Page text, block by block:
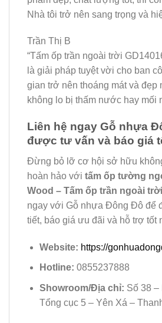
Nhà tôi trở nên sang trọng và
Trần Thị B
“Tấm ốp trần ngoài trời
là giải pháp tuyệt vời cho ban
gian trở nên thoáng mát và đẹp
không lo bị thấm nước hay mối
Liên hệ ngay Gỗ nhựa
được tư vấn và báo giá
Đừng bỏ lỡ cơ hội sở hữu
hoàn hảo với tấm ốp tường
Wood – Tấm ốp trần ngoài trời
ngay với Gỗ nhựa Đông Đô để
tiết, báo giá ưu đãi và hỗ trợ tốt
Website: https://
Hotline: 0855237888
Showroom/Địa chỉ: Số 38
Tổng cục 5 – Yên Xá –